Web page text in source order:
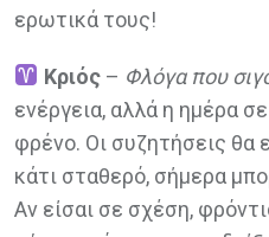
ερωτικά τους!
Κριός– Φλόγα που
ενέργεια, αλλά η ημέρα
φρένο. Οι συζητήσεις θα
κάτι σταθερό, σήμερα
Αν είσαι σε σχέση,